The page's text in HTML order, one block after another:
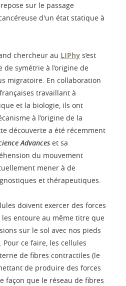
sur le passage
d'un état statique à
chercheur au LIPhy s’est
symétrie à l’origine de
migratoire. En collaboration
travaillant à
et la biologie, ils ont
à l’origine de la
découverte a été récemment
Advances et sa
du mouvement
mener à de
et thérapeutiques.
doivent exercer des forces
entoure au même titre que
sur le sol avec nos pieds
ce faire, les cellules
de fibres contractiles (le
de produire des forces
façon que le réseau de fibres